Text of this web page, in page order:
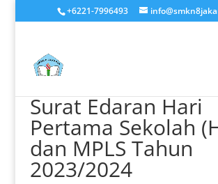
+6221-7996493
Surat Edaran Hari
Pertama Sekolah
dan MPLS Tahun
2023/2024